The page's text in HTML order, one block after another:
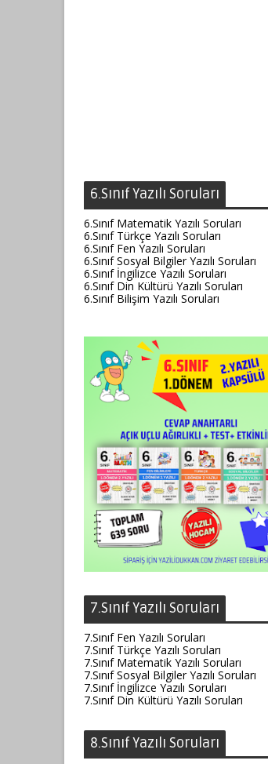
6.Sınıf Yazılı Soruları
6.Sınıf Matematik Yazılı Soruları
6.Sınıf Türkçe Yazılı Soruları
6.Sınıf Fen Yazılı Soruları
6.Sınıf Sosyal Bilgiler Yazılı Soruları
6.Sınıf İngilizce Yazılı Soruları
6.Sınıf Din Kültürü Yazılı Soruları
6.Sınıf Bilişim Yazılı Soruları
7.Sınıf Yazılı Soruları
7.Sınıf Fen Yazılı Soruları
7.Sınıf Türkçe Yazılı Soruları
7.Sınıf Matematik Yazılı Soruları
7.Sınıf Sosyal Bilgiler Yazılı Soruları
7.Sınıf İngilizce Yazılı Soruları
7.Sınıf Din Kültürü Yazılı Soruları
8.Sınıf Yazılı Soruları